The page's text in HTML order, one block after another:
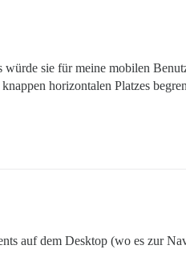
sie für meine mobilen
horizontalen Platzes
auf dem Desktop (wo es zur